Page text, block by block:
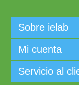
Sobre ielab
Mi cuenta
Servicio al